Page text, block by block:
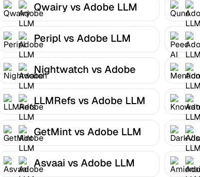
Qwairy vs Adobe LLM
Optimizer
Peripl vs Adobe LLM
Optimizer
Nightwatch vs Adobe
LLM Optimizer
LLMRefs vs Adobe LLM
Optimizer
GetMint vs Adobe LLM
Optimizer
Asvaai vs Adobe LLM